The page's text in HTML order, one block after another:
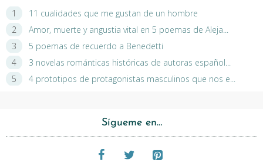
11 cualidades que me gustan de un hombre
Amor, muerte y angustia vital en 5 poemas de Aleja...
5 poemas de recuerdo a Benedetti
3 novelas románticas históricas de autoras español...
4 prototipos de protagonistas masculinos que nos e...
Sígueme en…